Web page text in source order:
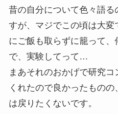
昔の自分について色々語
すが、マジでこの頃は大
にご飯も取らずに籠って
で、実験してって…
まあそれのおかげで研究コ
くれたので良かったもの
は戻りたくないです。